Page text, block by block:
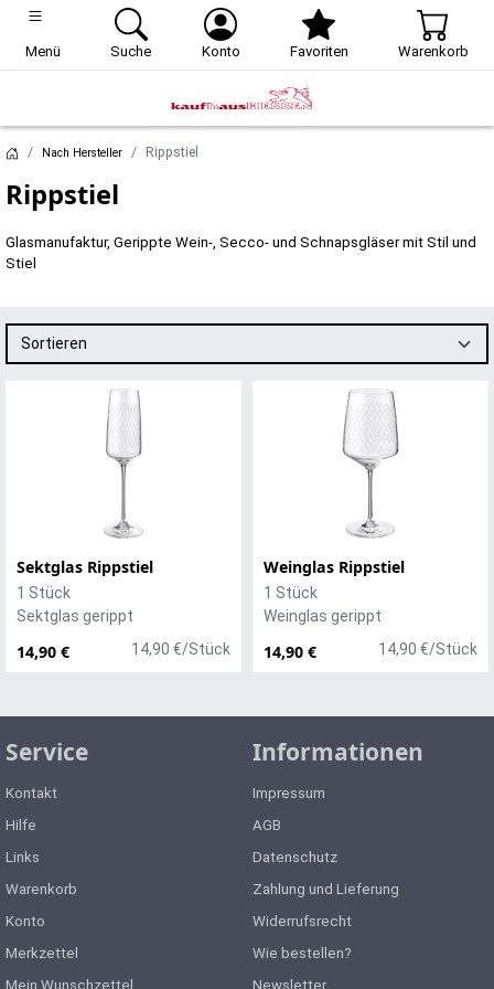
Menü Suche Konto Favoriten Warenkorb
Nach Hersteller Rippstiel
Rippstiel
Glasmanufaktur, Gerippte Wein-, Secco- und Schnapsgläser mit Stil und
Stiel
Sortieren
Sektglas Rippstiel
14,90 € 14,90 €/Stück
1 Stück
Sektglas gerippt
Weinglas Rippstiel
14,90 € 14,90 €/Stück
1 Stück
Weinglas gerippt
Service
Kontakt
Hilfe
Links
Warenkorb
Konto
Merkzettel
Mein Wunschzettel
Informationen
Impressum
AGB
Datenschutz
Zahlung und Lieferung
Widerrufsrecht
Wie bestellen?
Newsletter